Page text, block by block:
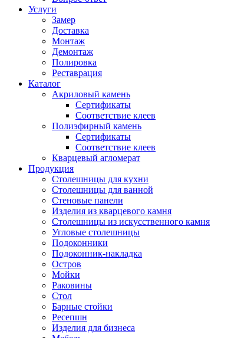
Услуги
Замер
Доставка
Монтаж
Демонтаж
Полировка
Реставрация
Каталог
Акриловый камень
Сертификаты
Соответствие клеев
Полиэфирный камень
Сертификаты
Соответствие клеев
Кварцевый агломерат
Продукция
Столешницы для кухни
Столешницы для ванной
Стеновые панели
Изделия из кварцевого камня
Столешницы из искусственного камня
Угловые столешницы
Подоконники
Подоконник-накладка
Остров
Мойки
Раковины
Стол
Барные стойки
Ресепшн
Изделия для бизнеса